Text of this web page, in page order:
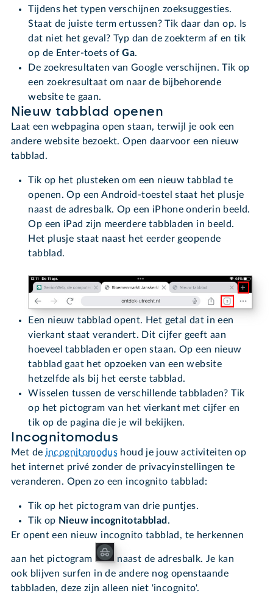
Tijdens het typen verschijnen zoeksuggesties.
Staat de juiste term ertussen? Tik daar dan op. Is
dat niet het geval? Typ dan de zoekterm af en tik
op de Enter-toets ofGa.
De zoekresultaten van Google verschijnen. Tik op
een zoekresultaat om naar de bijbehorende
website te gaan.
Nieuw tabblad openen
Laat een webpagina open staan, terwijl je ook een
andere website bezoekt. Open daarvoor een nieuw
tabblad.
Tik op het plusteken om een nieuw tabblad te
openen. Op een Android-toestel staat het plusje
naast de adresbalk. Op een iPhone onderin beeld.
Op een iPad zijn meerdere tabbladen in beeld.
Het plusje staat naast het eerder geopende
tabblad.
Een nieuw tabblad opent. Het getal dat in een
vierkant staat verandert. Dit cijfer geeft aan
hoeveel tabbladen er open staan. Op een nieuw
tabblad gaat het opzoeken van een website
hetzelfde als bij het eerste tabblad.
Wisselen tussen de verschillende tabbladen? Tik
op het pictogram van het vierkant met cijfer en
tik op de pagina die je wil bekijken.
Incognitomodus
Met de incognitomodus houd je jouw activiteiten op
het internet privé zonder de privacyinstellingen te
veranderen. Open zo een incognito tabblad:
Tik op het pictogram van drie puntjes.
Tik op Nieuw incognitotabblad .
Er opent een nieuw incognito tabblad, te herkennen
aan het pictogram
naast de adresbalk. Je kan
ook blijven surfen in de andere nog openstaande
tabbladen, deze zijn alleen niet 'incognito'.